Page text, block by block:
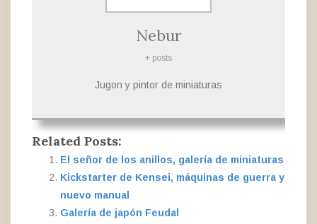
Nebur
+ posts
Jugon y pintor de miniaturas
Related Posts:
El señor de los anillos, galería de miniaturas
Kickstarter de Kensei, máquinas de guerra y
nuevo manual
Galería de japón Feudal